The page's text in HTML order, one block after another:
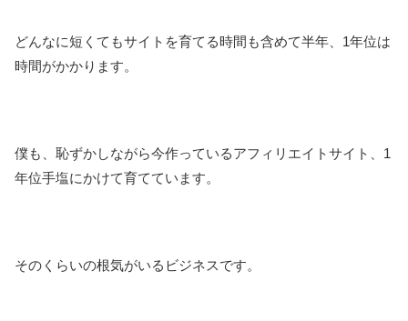
どんなに短くてもサイトを育てる時間も含めて半年、1年位は
時間がかかります。
僕も、恥ずかしながら今作っているアフィリエイトサイト、1
年位手塩にかけて育てています。
そのくらいの根気がいるビジネスです。